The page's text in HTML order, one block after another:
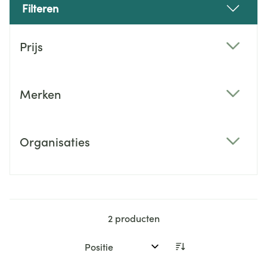
Filteren
Prijs
Merken
Organisaties
2producten
Sorteer op: